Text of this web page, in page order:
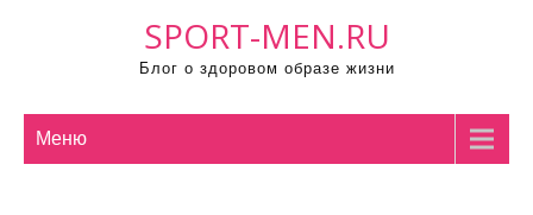
SPORT-MEN.RU
Блог о здоровом образе жизни
Меню